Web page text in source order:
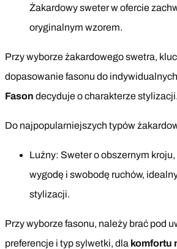
Żakardowy sweter w ofercie
oryginalnym wzorem.
Przy wyborze żakardowego swetra,
dopasowanie fasonu do
Fason decyduje o charakterze stylizacji.
Do najpopularniejszych typów
Luźny: Sweter o obszernym
wygodę i swobodę ruchów,
stylizacji.
Przy wyborze fasonu, należy brać pod
preferencje i typ sylwetki, dla komfortu